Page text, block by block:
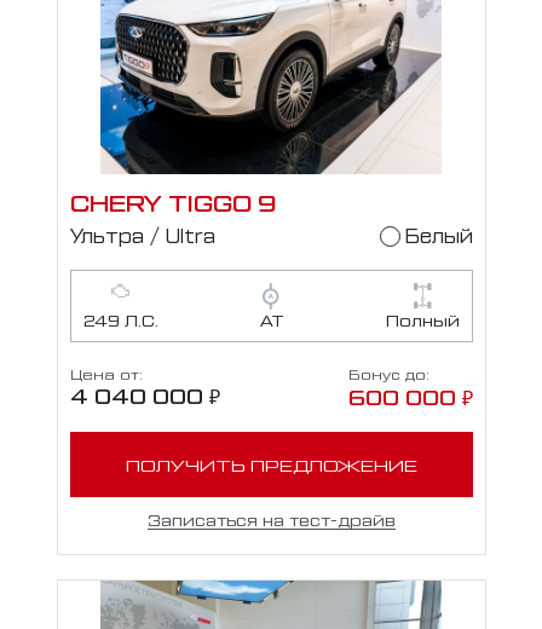
CHERY TIGGO 9
Ультра / Ultra Белый
249 Л.С. АТ Полный
Цена от:
4 040 000 ₽
Бонус до:
600 000 ₽
ПОЛУЧИТЬ ПРЕДЛОЖЕНИЕ
Записаться на тест-драйв